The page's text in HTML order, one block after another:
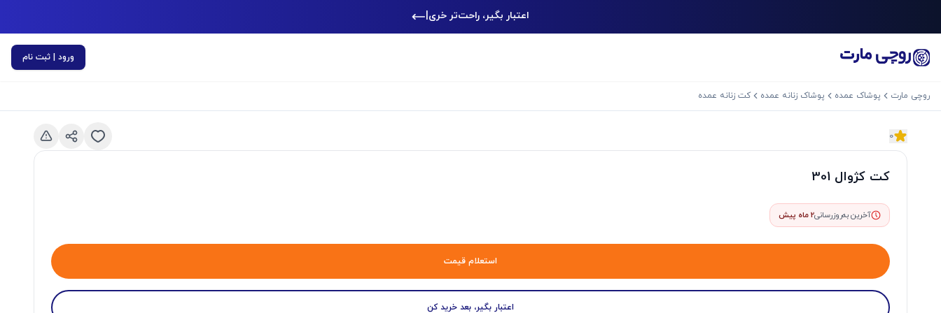
اعتبار بگیر، راحت‌تر خرید کن|
ورود | ثبت نام
روچی مارت پوشاک عمده پوشاک زنانه عمده کت زنانه عمده
0
اسلاید بعدی
کت کژوال 301
آخرین به‌روزرسانی2 ماه پیش
استعلام قیمت
اعتبار بگیر، بعد خرید کن